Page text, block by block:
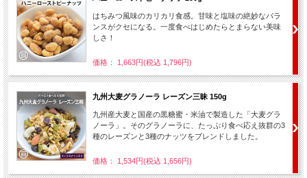
はちみつ風味のカリカリ食感。甘味と塩味の絶妙なバラ
ンスがクセになる。一度食べはじめたらとまらない美味
しさ！
価格： 1,663円(税込 1,796円)
九州大麦グラノーラ レーズン三昧 150g
九州産大麦と国産の黒糖蜜・米油で製造した「大麦グラ
ノーラ」。そのグラノーラに、たっぷり食べ応え抜群の3
種のレーズンと3種のナッツをブレンドしました。
価格： 1,534円(税込 1,656円)